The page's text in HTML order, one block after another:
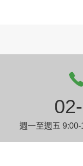
週一至週五